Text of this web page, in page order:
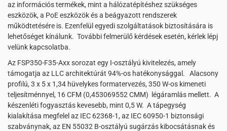
az információs termékek, mint a hálózatépítéshez szükséges
eszközök, a PoE eszközök és a beágyazott rendszerek
működtetésére is. Ezenfelül egyedi szolgáltatások biztosítására is
lehetőséget kínálunk. További felmerülő kérdések esetén, kérlek lépj
velünk kapcsolatba.
Az FSP350-F35-Axx sorozat egy I-osztályú kivitelezés, amely
támogatja az LLC architektúrát 94%-os hatékonysággal. Alacsony
profilú, 3 x 5 x 1,34 hüvelykes formatervezés, 350 W-os kimeneti
teljesítménnyel, 16 CFM (0,453069552 CMM) légáramlás mellett. A
készenléti fogyasztás kevesebb, mint 0,5 W. A tápegység
kialakítása megfelel az IEC 62368-1, az IEC 60950-1 biztonsági
szabványnak, az EN 55032 B-osztályú sugárzás kibocsátásnak és